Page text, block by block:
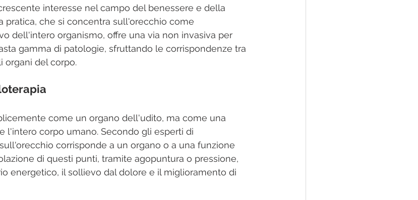
interesse nel campo del benessere e della
pratica, che si concentra sull'orecchio come
dell'intero organismo, offre una via non invasiva per
gamma di patologie, sfruttando le corrispondenze tra
organi del corpo.
come un organo dell'udito, ma come una
l'intero corpo umano. Secondo gli esperti di
corrisponde a un organo o a una funzione
di questi punti, tramite agopuntura o pressione,
energetico, il sollievo dal dolore e il miglioramento di